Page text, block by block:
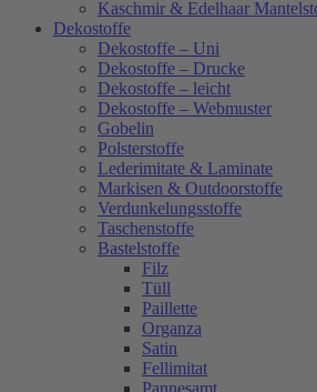
Kaschmir & Edelhaar
Dekostoffe
Dekostoffe – Uni
Dekostoffe – Drucke
Dekostoffe – leicht
Dekostoffe – Webmuster
Gobelin
Polsterstoffe
Lederimitate & Laminate
Markisen & Outdoorstoffe
Verdunkelungsstoffe
Taschenstoffe
Bastelstoffe
Filz
Tüll
Paillette
Organza
Satin
Fellimitat